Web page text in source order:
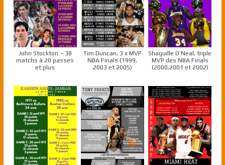
John Stockton – 38
matchs à 20 passes
et plus
Tim Duncan, 3 x MVP
NBA Finals (1999,
2003 et 2005)
Shaquille O’Neal, triple
MVP des NBA Finals
(2000,2001 et 2002)